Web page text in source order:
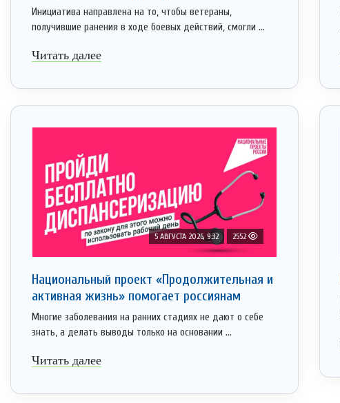
Инициатива направлена на то, чтобы ветераны,
получившие ранения в ходе боевых действий, смогли ...
Читать далее
5 АВГУСТА 2026, 9:32 2552
Национальный проект «Продолжительная и
активная жизнь» помогает россиянам
Многие заболевания на ранних стадиях не дают о себе
знать, а делать выводы только на основании ...
Читать далее